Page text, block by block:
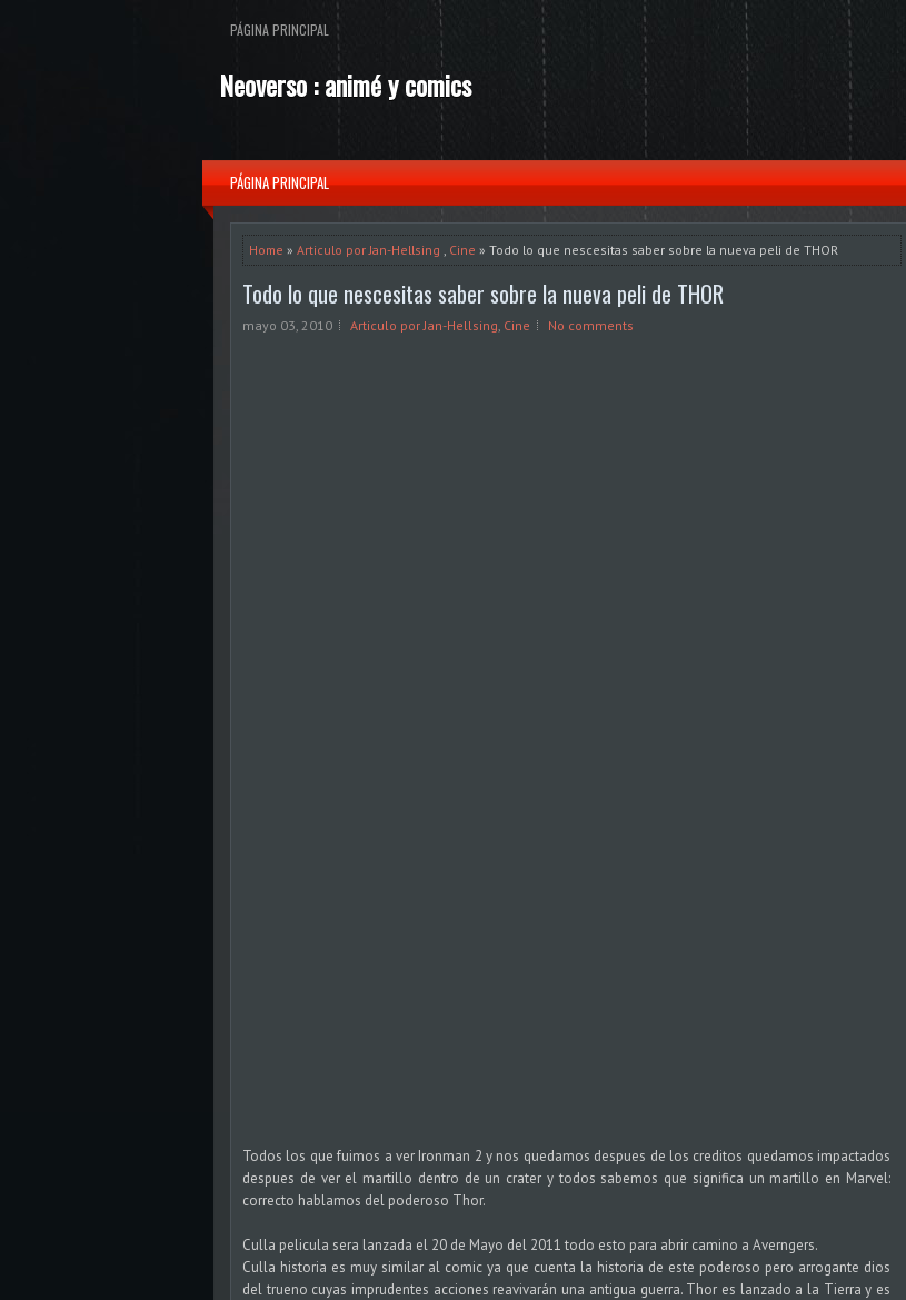
PÁGINA PRINCIPAL
Neoverso : animé y comics
PÁGINA PRINCIPAL
Home » Articulo por Jan-Hellsing , Cine » Todo lo que nescesitas saber sobre la nueva peli de THOR
Todo lo que nescesitas saber sobre la nueva peli de THOR
mayo 03, 2010 Articulo por Jan-Hellsing, Cine No comments
Todos los que fuimos a ver Ironman 2 y nos quedamos despues de los creditos quedamos impactados
despues de ver el martillo dentro de un crater y todos sabemos que significa un martillo en Marvel:
correcto hablamos del poderoso Thor.
Culla pelicula sera lanzada el 20 de Mayo del 2011 todo esto para abrir camino a Averngers.
Culla historia es muy similar al comic ya que cuenta la historia de este poderoso pero arrogante dios
del trueno cuyas imprudentes acciones reavivarán una antigua guerra. Thor es lanzado a la Tierra y es